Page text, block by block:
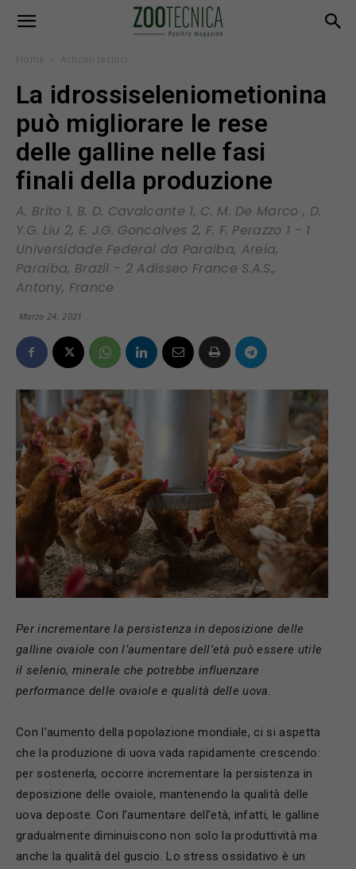
Home Articoli tecnici
La idrossiseleniometionina
può migliorare le rese
delle galline nelle fasi
finali della produzione
A. Brito 1, B. D. Cavalcante 1, C. M. De Marco , D.
Y.G. Liu 2, E. J.G. Goncalves 2, F. F. Perazzo 1 - 1
Universidade Federal da Paraiba, Areia,
Paraiba, Brazil - 2 Adisseo France S.A.S.,
Antony, France
Marzo 24, 2021
Per incrementare la persistenza in deposizione delle
galline ovaiole con l’aumentare dell’età può essere utile
il selenio, minerale che potrebbe influenzare
performance delle ovaiole e qualità delle uova.
Con l’aumento della popolazione mondiale, ci si aspetta
che la produzione di uova vada rapidamente crescendo:
per sostenerla, occorre incrementare la persistenza in
deposizione delle ovaiole, mantenendo la qualità delle
uova deposte. Con l’aumentare dell’età, infatti, le galline
gradualmente diminuiscono non solo la produttività ma
anche la qualità del guscio. Lo stress ossidativo è un